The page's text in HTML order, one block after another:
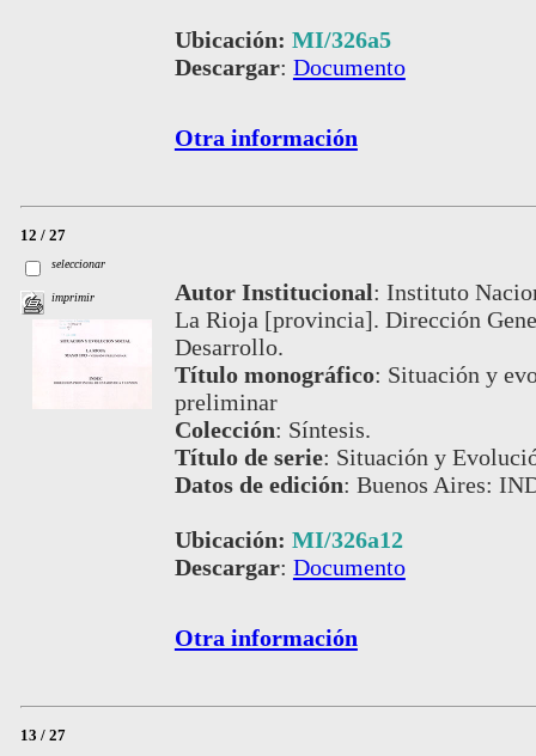
Ubicación: MI/326a5
Descargar: Documento
Otra información
12 / 27
seleccionar
imprimir Autor Institucional: Instituto
La Rioja [provincia]. Dirección
Desarrollo.
Título monográfico: Situación y
preliminar
Colección: Síntesis.
Título de serie: Situación y
Datos de edición: Buenos Aires:
Ubicación: MI/326a12
Descargar: Documento
Otra información
13 / 27